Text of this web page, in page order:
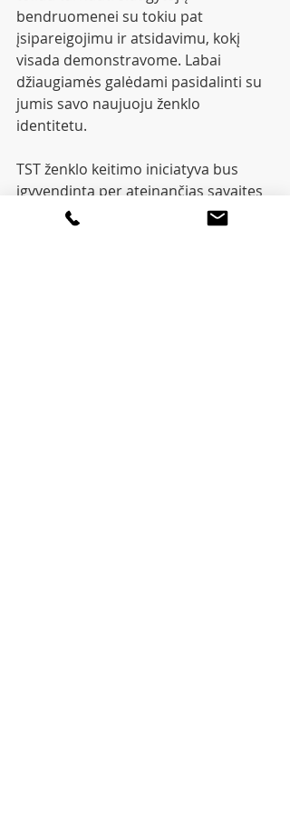
bendruomenei su tokiu pat
įsipareigojimu ir atsidavimu, kokį
visada demonstravome. Labai
džiaugiamės galėdami pasidalinti su
jumis savo naujuoju ženklo
identitetu.
TST ženklo keitimo iniciatyva bus
įgyvendinta per ateinančias savaites
ir mėnesius, iki to laiko naujasis TST